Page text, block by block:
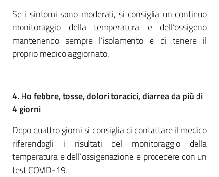
Se i sintomi sono moderati, si consiglia un continuo
monitoraggio della temperatura e dell’ossigeno
mantenendo sempre l’isolamento e di tenere il
proprio medico aggiornato.
4. Ho febbre, tosse, dolori toracici, diarrea da più di
4 giorni
Dopo quattro giorni si consiglia di contattare il medico
riferendogli i risultati del monitoraggio della
temperatura e dell’ossigenazione e procedere con un
test COVID-19.